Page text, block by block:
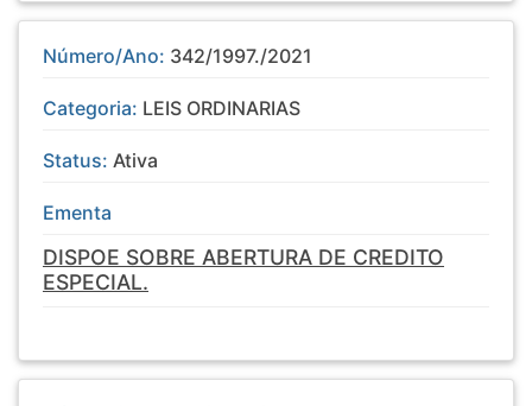
Número/Ano: 342/1997./2021
Categoria: LEIS ORDINARIAS
Status: Ativa
Ementa
DISPOE SOBRE ABERTURA DE CREDITO
ESPECIAL.